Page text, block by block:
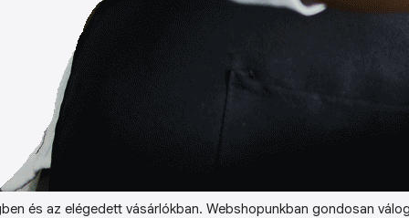
és az elégedett vásárlókban. Webshopunkban gondosan